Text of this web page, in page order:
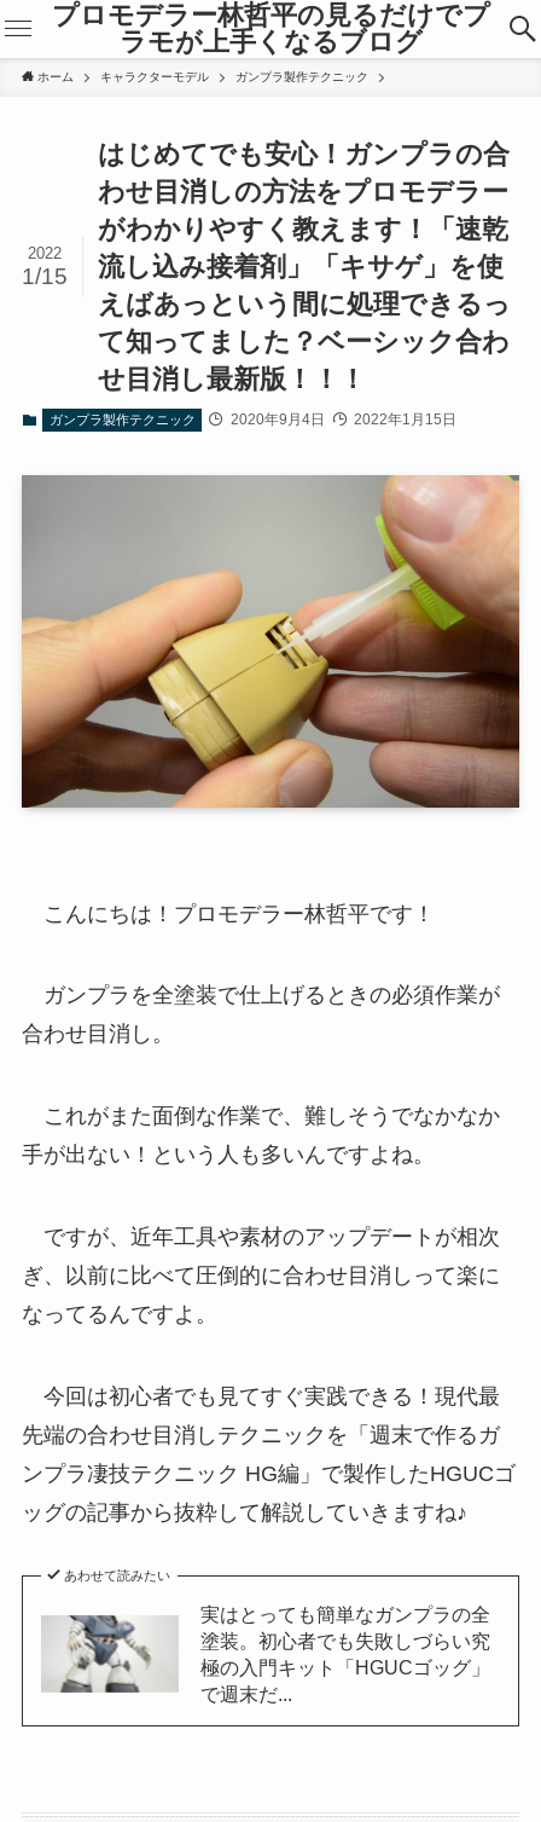
プロモデラー林哲平の見るだけでプ
ラモが上手くなるブログ
ホーム キャラクターモデル ガンプラ製作テクニック
はじめてでも安心！ガンプラの合
わせ目消しの方法をプロモデラー
がわかりやすく教えます！「速乾
流し込み接着剤」「キサゲ」を使
えばあっという間に処理できるっ
て知ってました？ベーシック合わ
せ目消し最新版！！！
2022
1/15
ガンプラ製作テクニック 2020年9月4日 2022年1月15日
こんにちは！プロモデラー林哲平です！
ガンプラを全塗装で仕上げるときの必須作業が
合わせ目消し。
これがまた面倒な作業で、難しそうでなかなか
手が出ない！という人も多いんですよね。
ですが、近年工具や素材のアップデートが相次
ぎ、以前に比べて圧倒的に合わせ目消しって楽に
なってるんですよ。
今回は初心者でも見てすぐ実践できる！現代最
先端の合わせ目消しテクニックを「週末で作るガ
ンプラ凄技テクニック HG編」で製作したHGUCゴ
ッグの記事から抜粋して解説していきますね♪
あわせて読みたい
実はとっても簡単なガンプラの全
塗装。初心者でも失敗しづらい究
極の入門キット「HGUCゴッグ」
で週末だ...